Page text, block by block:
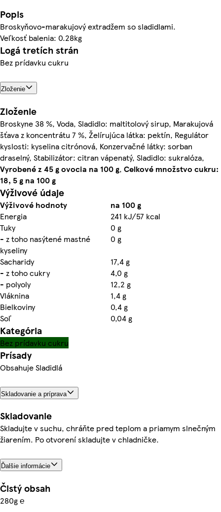
Popis
Broskyňovo-marakujový extradžem so sladidlami.
Veľkosť balenia: 0.28kg
Logá tretích strán
Bez prídavku cukru
Zloženie
Zloženie
Broskyne 38 %, Voda, Sladidlo: maltitolový sirup, Marakujová
šťava z koncentrátu 7 %, Želírujúca látka: pektín, Regulátor
kyslosti: kyselina citrónová, Konzervačné látky: sorban
draselný, Stabilizátor: citran vápenatý, Sladidlo: sukralóza,
Vyrobené z 45 g ovocia na 100 g, Celkové množstvo cukru:
18, 5 g na 100 g
Výživové údaje
Výživové hodnoty
na 100 g
Energia
241 kJ/57 kcal
Tuky
0 g
- z toho nasýtené mastné
kyseliny
0 g
Sacharidy
17,4 g
- z toho cukry
4,0 g
- polyoly
12,2 g
Vláknina
1,4 g
Bielkoviny
0,4 g
Soľ
0,04 g
Kategória
Bez prídavku cukru
Prísady
Obsahuje Sladidlá
Skladovanie a príprava
Skladovanie
Skladujte v suchu, chráňte pred teplom a priamym slnečným
žiarením. Po otvorení skladujte v chladničke.
Ďalšie informácie
Čistý obsah
280g ℮